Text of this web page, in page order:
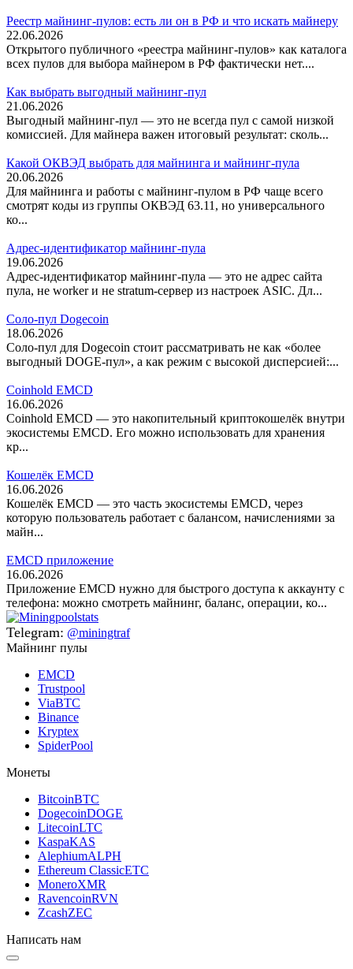
Реестр майнинг-пулов: есть ли он в РФ и что искать майнеру
22.06.2026
Открытого публичного «реестра майнинг-пулов» как каталога
всех пулов для выбора майнером в РФ фактически нет....
Как выбрать выгодный майнинг-пул
21.06.2026
Выгодный майнинг-пул — это не всегда пул с самой низкой
комиссией. Для майнера важен итоговый результат: сколь...
Какой ОКВЭД выбрать для майнинга и майнинг-пула
20.06.2026
Для майнинга и работы с майнинг-пулом в РФ чаще всего
смотрят коды из группы ОКВЭД 63.11, но универсального
ко...
Адрес-идентификатор майнинг-пула
19.06.2026
Адрес-идентификатор майнинг-пула — это не адрес сайта
пула, не worker и не stratum-сервер из настроек ASIC. Дл...
Соло-пул Dogecoin
18.06.2026
Соло-пул для Dogecoin стоит рассматривать не как «более
выгодный DOGE-пул», а как режим с высокой дисперсией:...
Coinhold EMCD
16.06.2026
Coinhold EMCD — это накопительный криптокошелёк внутри
экосистемы EMCD. Его можно использовать для хранения
кр...
Кошелёк EMCD
16.06.2026
Кошелёк EMCD — это часть экосистемы EMCD, через
которую пользователь работает с балансом, начислениями за
майн...
EMCD приложение
16.06.2026
Приложение EMCD нужно для быстрого доступа к аккаунту с
телефона: можно смотреть майнинг, баланс, операции, ко...
Telegram: @miningtraf
Майнинг пулы
EMCD
Trustpool
ViaBTC
Binance
Kryptex
SpiderPool
Монеты
BitcoinBTC
DogecoinDOGE
LitecoinLTC
KaspaKAS
AlephiumALPH
Ethereum ClassicETC
MoneroXMR
RavencoinRVN
ZcashZEC
Написать нам